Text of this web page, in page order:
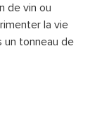
de vin ou
la vie
un tonneau de